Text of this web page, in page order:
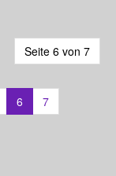
Seite 6 von 7
6 7